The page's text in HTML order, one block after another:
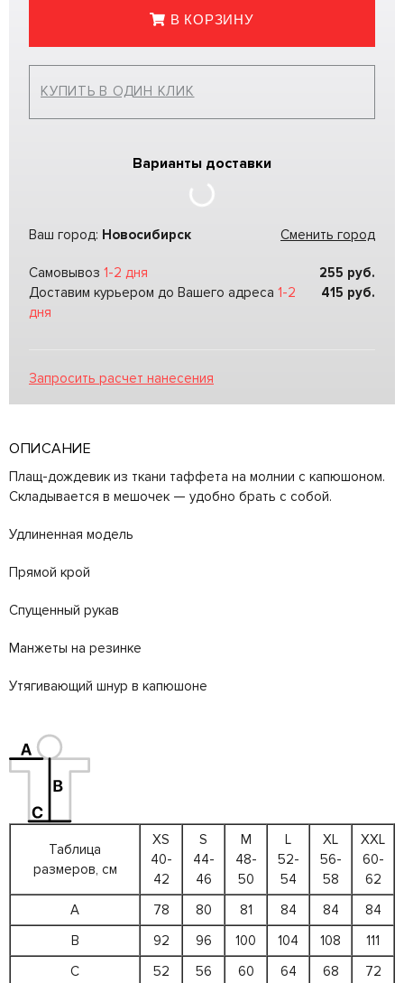
В КОРЗИНУ
КУПИТЬ В ОДИН КЛИК
Варианты доставки
Ваш город: Новосибирск Сменить город
Самовывоз 1-2 дня 255 руб.
Доставим курьером до Вашего адреса 1-2
дня
415 руб.
Запросить расчет нанесения
ОПИСАНИЕ
Плащ-дождевик из ткани таффета на молнии с капюшоном.
Складывается в мешочек — удобно брать с собой.
Удлиненная модель
Прямой крой
Спущенный рукав
Манжеты на резинке
Утягивающий шнур в капюшоне
Таблица
размеров, см
XS
40-
42
S
44-
46
M
48-
50
L
52-
54
XL
56-
58
XXL
60-
62
A
78 80 81 84 84
84
B
92 96 100 104 108
111
C
52 56 60 64 68 72